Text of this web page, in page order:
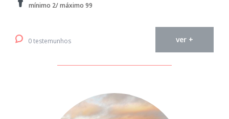
mínimo 2/ máximo 99
0 testemunhos ver +